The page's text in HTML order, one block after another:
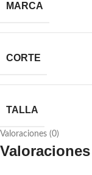
MARCA
CORTE
TALLA
Valoraciones (0)
Valoraciones